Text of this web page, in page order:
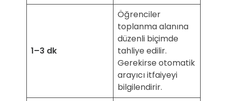
1–3 dk
Öğrenciler
toplanma alanına
düzenli biçimde
tahliye edilir.
Gerekirse otomatik
arayıcı itfaiyeyi
bilgilendirir.